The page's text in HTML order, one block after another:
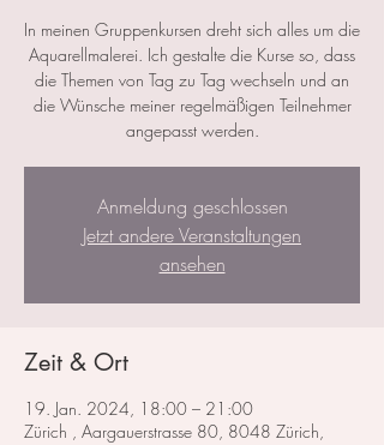
In meinen Gruppenkursen dreht sich alles um die
Aquarellmalerei. Ich gestalte die Kurse so, dass
die Themen von Tag zu Tag wechseln und an
die Wünsche meiner regelmäßigen Teilnehmer
angepasst werden.
Anmeldung geschlossen
Jetzt andere Veranstaltungen
ansehen
Zeit & Ort
19. Jan. 2024, 18:00 – 21:00
Zürich , Aargauerstrasse 80, 8048 Zürich,